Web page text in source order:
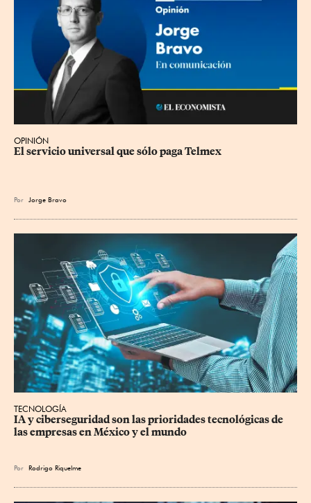
OPINIÓN
El servicio universal que sólo paga Telmex
Por Jorge Bravo
TECNOLOGÍA
IA y ciberseguridad son las prioridades tecnológicas de
las empresas en México y el mundo
Por Rodrigo Riquelme